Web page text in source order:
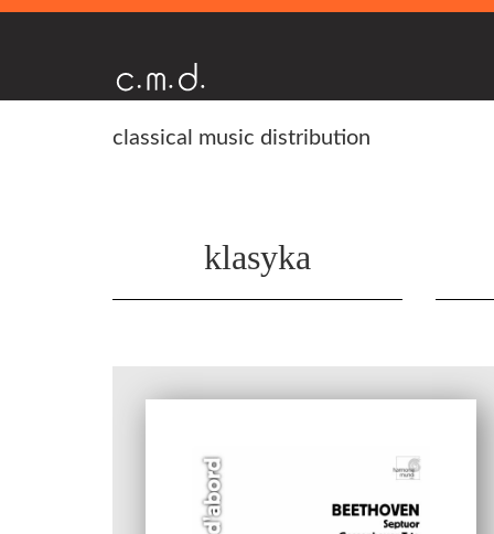
classical music distribution
klasyka